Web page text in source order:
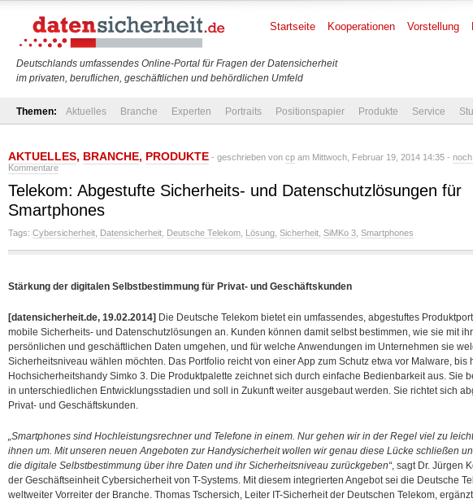
Deutschlands umfassendes Online-Portal für Fragen der Datensicherheit
im privaten, beruflichen, geschäftlichen und behördlichen Umfeld
Startseite Kooperationen Vorstellung
Themen: Aktuelles Branche Experten Portraits Positionspapier Produkte Service
AKTUELLES, BRANCHE, PRODUKTE - geschrieben von cp am Mittwoch, Februar 19, 2014 14:35 -
Kommentare
Telekom: Abgestufte Sicherheits- und Datenschutzlösungen für
Smartphones
Tags: Cybersicherheit Datensicherheit Deutsche Telekom Lösung Sicherheit SiMKo 3 Smartphones
Stärkung der digitalen Selbstbestimmung für Privat- und Geschäftskunden
[datensicherheit.de, 19.02.2014] Die Deutsche Telekom bietet ein umfassendes, abgestuftes
mobile Sicherheits- und Datenschutzlösungen an. Kunden können damit selbst bestimmen, wie sie mit
persönlichen und geschäftlichen Daten umgehen, und für welche Anwendungen im Unternehmen sie
Sicherheitsniveau wählen möchten. Das Portfolio reicht von einer App zum Schutz etwa vor Malware, bis
Hochsicherheitshandy Simko 3. Die Produktpalette zeichnet sich durch einfache Bedienbarkeit aus. Sie
in unterschiedlichen Entwicklungsstadien und soll in Zukunft weiter ausgebaut werden. Sie richtet sich
Privat- und Geschäftskunden.
„Smartphones sind Hochleistungsrechner und Telefone in einem. Nur gehen wir in der Regel viel zu
ihnen um. Mit unseren neuen Angeboten zur Handysicherheit wollen wir genau diese Lücke schließen
die digitale Selbstbestimmung über ihre Daten und ihr Sicherheitsniveau zurückgeben“, sagt Dr. Jürgen
der Geschäftseinheit Cybersicherheit von T-Systems. Mit diesem integrierten Angebot sei die Deutsche
weltweiter Vorreiter der Branche. Thomas Tschersich, Leiter IT-Sicherheit der Deutschen Telekom,